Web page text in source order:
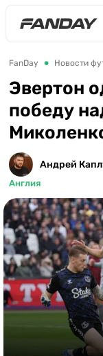
Англия
Испания
Германия
Италия
Франция
Украина
ЛЧ
ЛЕ
ЧЕ-2028
Букмекеры
Казино
FanDay Новости
Эвертон
победу
Андрей
Англия